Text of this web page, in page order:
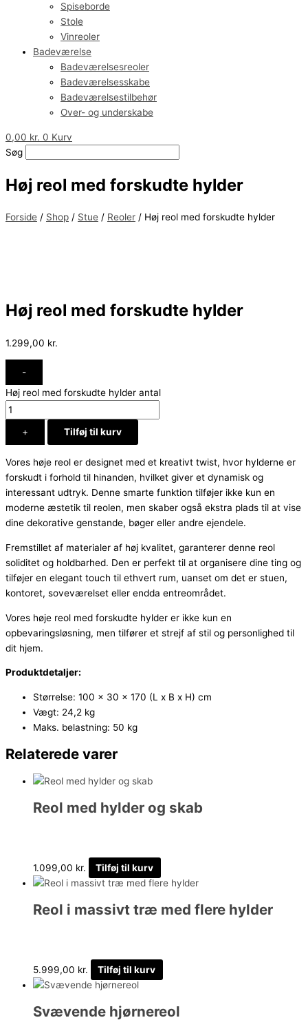
Spiseborde
Stole
Vinreoler
Badeværelse
Badeværelsesreoler
Badeværelsesskabe
Badeværelsestilbehør
Over- og underskabe
0,00 kr. 0 Kurv
Søg
Høj reol med forskudte hylder
Forside / Shop / Stue / Reoler / Høj reol med forskudte hylder
Høj reol med forskudte hylder
1.299,00 kr.
-
Høj reol med forskudte hylder antal
+ Tilføj til kurv
Vores høje reol er designet med et kreativt twist, hvor hylderne er
forskudt i forhold til hinanden, hvilket giver et dynamisk og
interessant udtryk. Denne smarte funktion tilføjer ikke kun en
moderne æstetik til reolen, men skaber også ekstra plads til at vise
dine dekorative genstande, bøger eller andre ejendele.
Fremstillet af materialer af høj kvalitet, garanterer denne reol
soliditet og holdbarhed. Den er perfekt til at organisere dine ting og
tilføjer en elegant touch til ethvert rum, uanset om det er stuen,
kontoret, soveværelset eller endda entreområdet.
Vores høje reol med forskudte hylder er ikke kun en
opbevaringsløsning, men tilfører et strejf af stil og personlighed til
dit hjem.
Produktdetaljer:
Størrelse: 100 x 30 x 170 (L x B x H) cm
Vægt: 24,2 kg
Maks. belastning: 50 kg
Relaterede varer
Reol med hylder og skab
1.099,00 kr. Tilføj til kurv
Reol i massivt træ med flere hylder
5.999,00 kr. Tilføj til kurv
Svævende hjørnereol